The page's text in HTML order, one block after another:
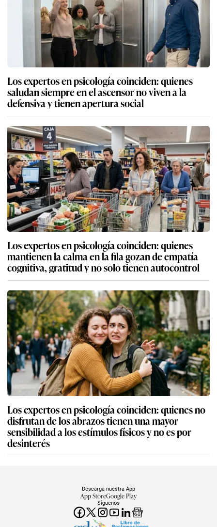
Los expertos en psicología coinciden: quienes
saludan siempre en el ascensor no viven a la
defensiva y tienen apertura social
Los expertos en psicología coinciden: quienes
mantienen la calma en la fila gozan de empatía
cognitiva, gratitud y no solo tienen autocontrol
Los expertos en psicología coinciden: quienes no
disfrutan de los abrazos tienen una mayor
sensibilidad a los estímulos físicos y no es por
desinterés
Síguenos
Descarga nuestra App
App StoreGoogle Play